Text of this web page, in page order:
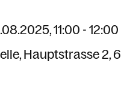
11:00 -
Hauptstrasse 2